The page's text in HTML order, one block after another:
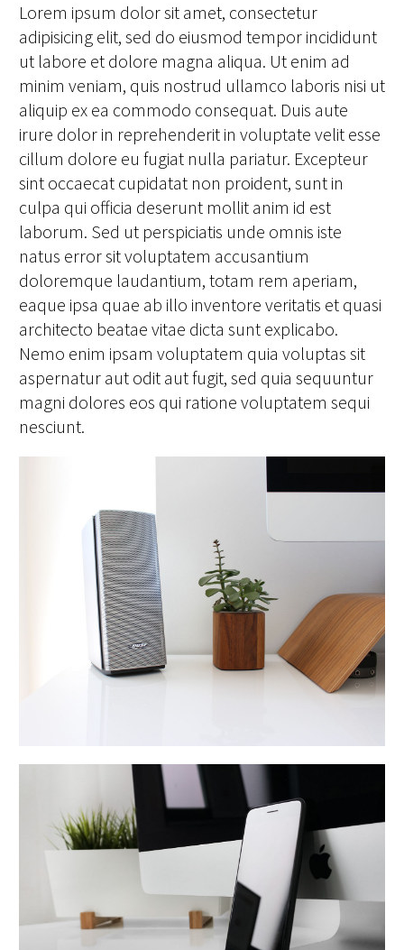
Lorem ipsum dolor sit amet, consectetur
adipisicing elit, sed do eiusmod tempor incididunt
ut labore et dolore magna aliqua. Ut enim ad
minim veniam, quis nostrud ullamco laboris nisi ut
aliquip ex ea commodo consequat. Duis aute
irure dolor in reprehenderit in voluptate velit esse
cillum dolore eu fugiat nulla pariatur. Excepteur
sint occaecat cupidatat non proident, sunt in
culpa qui officia deserunt mollit anim id est
laborum. Sed ut perspiciatis unde omnis iste
natus error sit voluptatem accusantium
doloremque laudantium, totam rem aperiam,
eaque ipsa quae ab illo inventore veritatis et quasi
architecto beatae vitae dicta sunt explicabo.
Nemo enim ipsam voluptatem quia voluptas sit
aspernatur aut odit aut fugit, sed quia sequuntur
magni dolores eos qui ratione voluptatem sequi
nesciunt.